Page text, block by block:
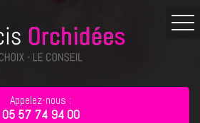
Appelez-nous :
05 57 74 94 00